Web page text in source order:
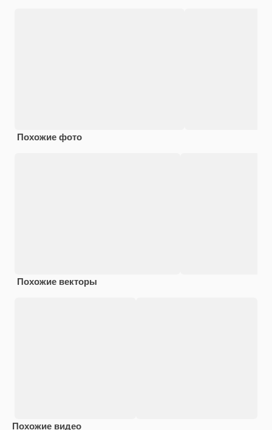
Похожие фото
Похожие векторы
Похожие видео